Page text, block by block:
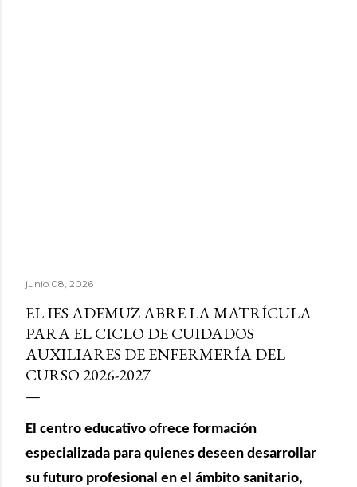
junio 08, 2026
EL IES ADEMUZ ABRE LA MATRÍCULA
PARA EL CICLO DE CUIDADOS
AUXILIARES DE ENFERMERÍA DEL
CURSO 2026-2027
El centro educativo ofrece formación
especializada para quienes deseen desarrollar
su futuro profesional en el ámbito sanitario,